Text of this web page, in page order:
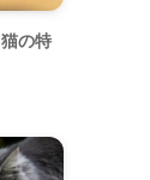
の特